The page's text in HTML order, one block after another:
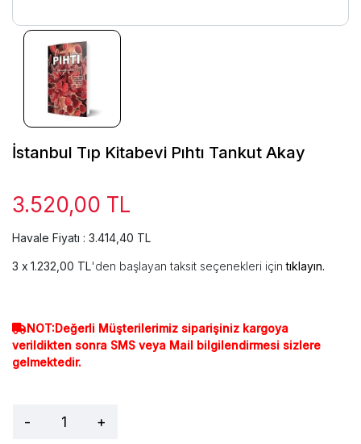
İstanbul Tıp Kitabevi Pıhtı Tankut Akay
3.520,00 TL
Havale Fiyatı : 3.414,40 TL
1.232,00 TL'den başlayan taksit seçenekleri içintıklayın.
NOT:Değerli Müşterilerimiz siparişiniz kargoya
verildikten sonra SMS veya Mail bilgilendirmesi sizlere
gelmektedir.
- +